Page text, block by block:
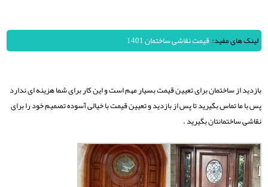
لینک های مفید: قیمت نقاشی ساختمان 1401
بازدید از ساختمان برای تعیین قیمت بسیار مهم است و این کار برای شما هزینه ای ندارد
پس با ما تماس بگیرید تا پس از بازدید و تعیین قیمت با خیالی آسوده تصمیم خود را برای
نقاشی ساختمانتان بگیرید .